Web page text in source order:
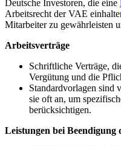
Deutsche Investoren, die eine
Arbeitsrecht der VAE
Mitarbeiter zu gewährleisten
Arbeitsverträge
Schriftliche Verträge,
Vergütung und die
Standardvorlagen sind
sie oft an, um
berücksichtigen.
Leistungen bei Beendigung